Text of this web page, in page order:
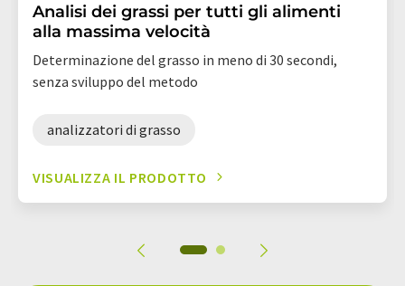
Analisi dei grassi per tutti gli alimenti
alla massima velocità
Determinazione del grasso in meno di 30 secondi,
senza sviluppo del metodo
analizzatori di grasso
VISUALIZZA IL PRODOTTO